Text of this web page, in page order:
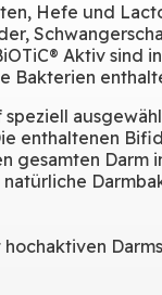
Hefe und
Aktiv sind
Bakterien
enthaltenen
gesamten Darm